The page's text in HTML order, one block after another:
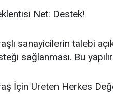
Net: Destek!
sanayicilerin talebi
sağlanması. Bu
İçin Üreten Herkes